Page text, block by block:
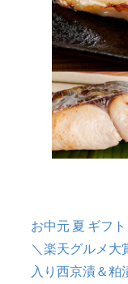
お中元 夏 ギフ
＼楽天グルメ大
入り西京漬＆粕